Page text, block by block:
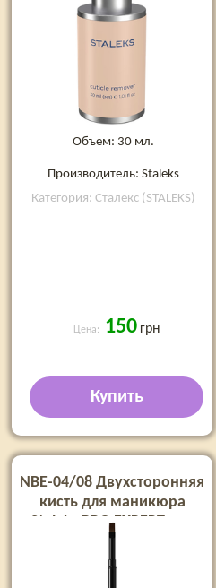
Объем: 30 мл.
Производитель: Staleks
Категория: Сталекс (STALEKS)
Цена: 150 грн
Купить
NBE-04/08 Двухсторонняя
кисть для маникюра
Staleks PRO EXPERT для
геля 7 мм и 10 мм